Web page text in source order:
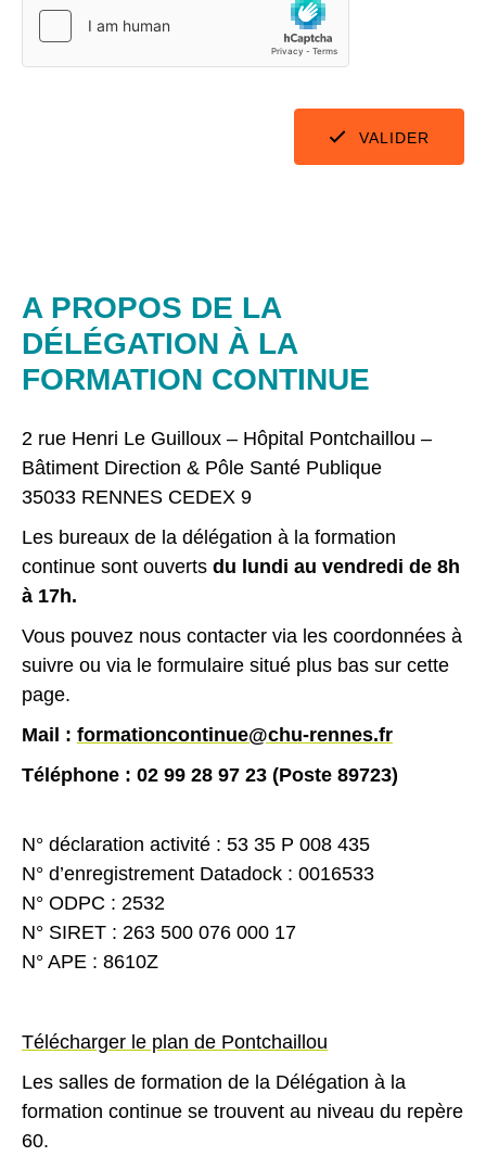
VALIDER
A PROPOS DE LA
DÉLÉGATION À LA
FORMATION CONTINUE
2 rue Henri Le Guilloux – Hôpital Pontchaillou –
Bâtiment Direction & Pôle Santé Publique
35033 RENNES CEDEX 9
Les bureaux de la délégation à la formation
continue sont ouverts du lundi au vendredi de 8h
à 17h.
Vous pouvez nous contacter via les coordonnées à
suivre ou via le formulaire situé plus bas sur cette
page.
Mail : formationcontinue@chu-rennes.fr
Téléphone : 02 99 28 97 23 (Poste 89723)
N° déclaration activité : 53 35 P 008 435
N° d’enregistrement Datadock : 0016533
N° ODPC : 2532
N° SIRET : 263 500 076 000 17
N° APE : 8610Z
Télécharger le plan de Pontchaillou
Les salles de formation de la Délégation à la
formation continue se trouvent au niveau du repère
60.